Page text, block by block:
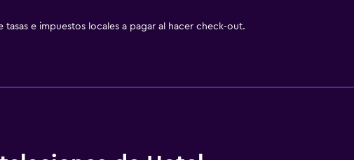
tasas e impuestos locales a pagar al hacer check-out.